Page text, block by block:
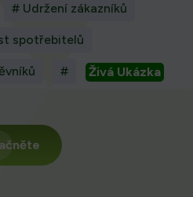
# Udržení zákazníků
spotřebitelů
# Živá Ukázka